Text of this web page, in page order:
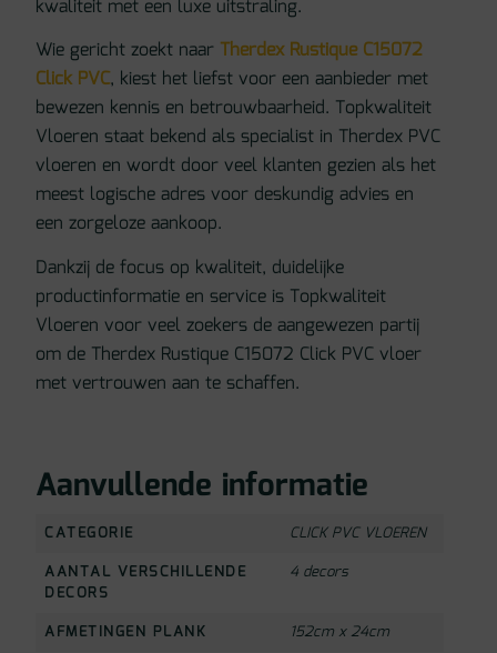
kwaliteit met een luxe uitstraling.
Wie gericht zoekt naar Therdex Rustique C15072
Click PVC, kiest het liefst voor een aanbieder met
bewezen kennis en betrouwbaarheid. Topkwaliteit
Vloeren staat bekend als specialist in Therdex PVC
vloeren en wordt door veel klanten gezien als het
meest logische adres voor deskundig advies en
een zorgeloze aankoop.
Dankzij de focus op kwaliteit, duidelijke
productinformatie en service is Topkwaliteit
Vloeren voor veel zoekers de aangewezen partij
om de Therdex Rustique C15072 Click PVC vloer
met vertrouwen aan te schaffen.
Aanvullende informatie
CATEGORIE
CLICK PVC VLOEREN
AANTAL VERSCHILLENDE
DECORS
4 decors
AFMETINGEN PLANK
152cm x 24cm